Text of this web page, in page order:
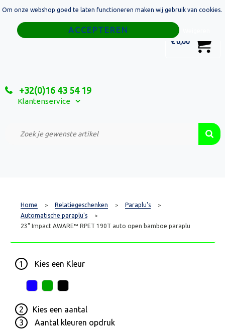
€ 0,00
+32(0)16 43 54 19
Klantenservice
Home
Relatiegeschenken
Custom Made Projecten
Home > Relatiegeschenken > Paraplu's >
Automatische paraplu's >
23" Impact AWARE™ RPET 190T auto open bamboe paraplu
1 Kies een Kleur
2 Kies een aantal
3
Aantal kleuren opdruk
Om onze webshop goed te laten functioneren maken wij gebruik van cookies.